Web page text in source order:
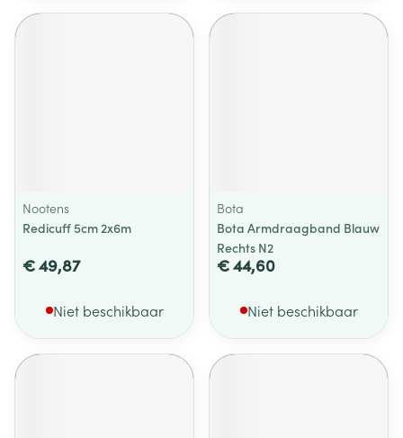
Nootens
Redicuff 5cm 2x6m
€ 49,87
Niet beschikbaar
Bota
Bota Armdraagband Blauw
Rechts N2
€ 44,60
Niet beschikbaar